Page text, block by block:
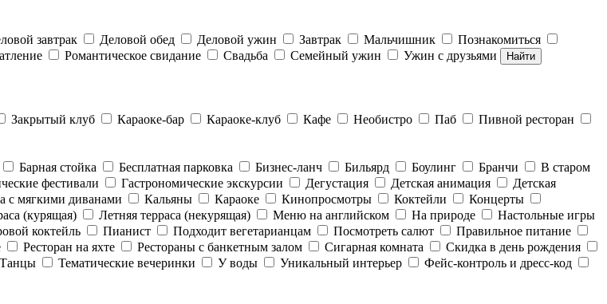
завтрак Деловой обед Деловой ужин Завтрак Мальчишник
Познакомиться
Романтическое свидание Свадьба Семейный ужин Ужин с друзьями Найти
Закрытый клуб Караоке-бар Караоке-клуб Кафе Необистро Паб
Пивной ресторан
Барная стойка Бесплатная парковка Бизнес-ланч Бильярд Боулинг Бранчи
В старом
фестивали Гастрономические экскурсии Дегустация Детская анимация
Детская
с мягкими диванами Кальяны Караоке Кинопросмотры Коктейли
Концерты
(курящая) Летняя терраса (некурящая) Меню на английском На природе
Настольные игры
коктейль Пианист Подходит вегетарианцам Посмотреть салют
Правильное питание
Ресторан на яхте Рестораны с банкетным залом Сигарная комната
Скидка в день рождения
Танцы Тематические вечеринки У воды Уникальный интерьер
Фейс-контроль и дресс-код